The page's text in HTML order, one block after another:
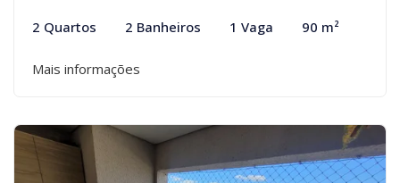
2 Quartos 2 Banheiros 1 Vaga 90 m²
Mais informações